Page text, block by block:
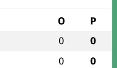
O P
0 0
0 0